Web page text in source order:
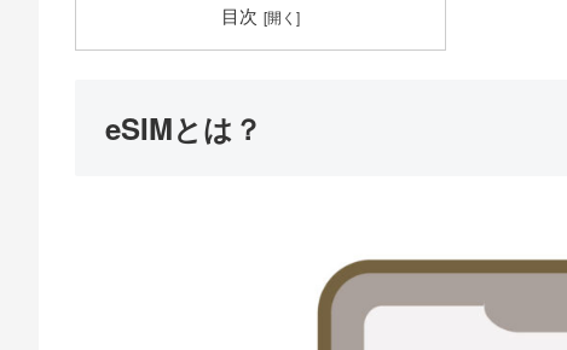
目次
eSIMとは？